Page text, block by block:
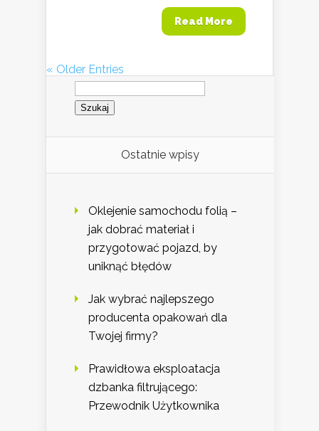
Read More
« Older Entries
Szukaj:
Ostatnie wpisy
Oklejenie samochodu folią –
jak dobrać materiał i
przygotować pojazd, by
uniknąć błędów
Jak wybrać najlepszego
producenta opakowań dla
Twojej firmy?
Prawidłowa eksploatacja
dzbanka filtrującego:
Przewodnik Użytkownika